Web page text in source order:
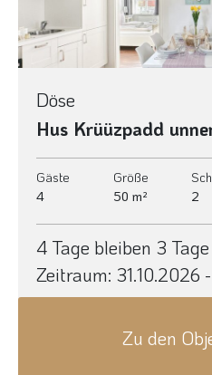
Döse
Hus Krüüzpadd
Gäste
4
Größe
50 m²
2
4 Tage bleiben 3
Zeitraum: 31.10.2026
Zu den